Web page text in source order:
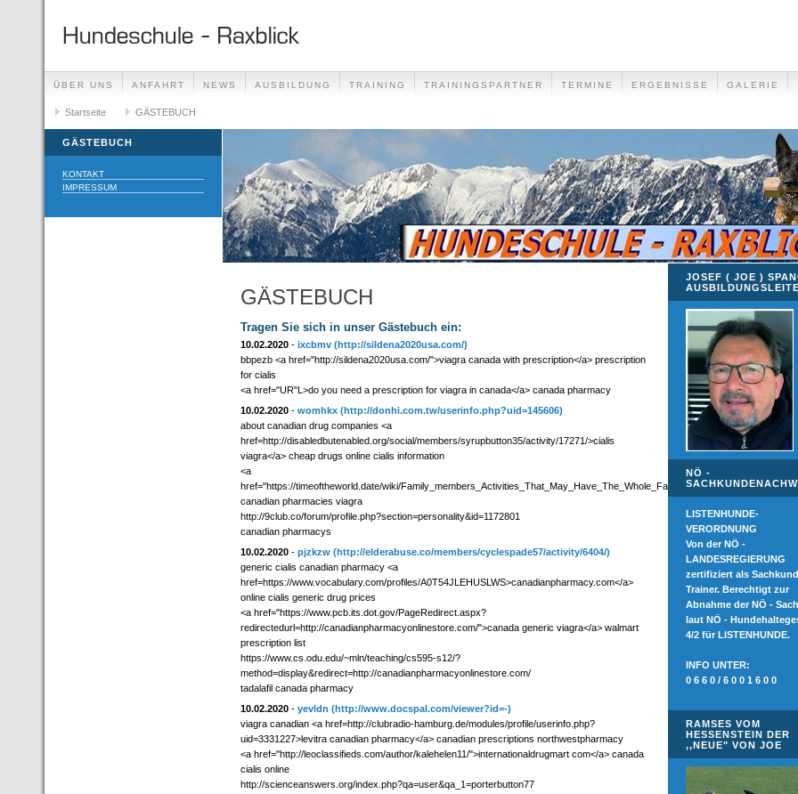
ÜBER UNS ANFAHRT NEWS AUSBILDUNG TRAINING TRAININGSPARTNER TERMINE ERGEBNISSE GALERIE
GÄSTEBUCH LINKS
Startseite GÄSTEBUCH
GÄSTEBUCH
KONTAKT
IMPRESSUM
GÄSTEBUCH
Tragen Sie sich in unser Gästebuch ein:
10.02.2020 - ixcbmv (http://sildena2020usa.com/)
bbpezb <a href="http://sildena2020usa.com/">viagra canada with prescription</a> prescription
for cialis
<a href="UR"L>do you need a prescription for viagra in canada</a> canada pharmacy
10.02.2020 - womhkx (http://donhi.com.tw/userinfo.php?uid=145606)
about canadian drug companies <a
href=http://disabledbutenabled.org/social/members/syrupbutton35/activity/17271/>cialis
viagra</a> cheap drugs online cialis information
<a
href="https://timeoftheworld.date/wiki/
canadian pharmacies viagra
http://9club.co/forum/profile.php?section=personality&id=1172801
canadian pharmacys
10.02.2020 - pjzkzw (http://elderabuse.co/members/cyclespade57/activity/6404/)
generic cialis canadian pharmacy <a
href=https://www.vocabulary.com/profiles/A0T54JLEHUSLWS>canadianpharmacy.com</a>
online cialis generic drug prices
<a href="https://www.pcb.its.dot.gov/PageRedirect.aspx?
redirectedurl=http://canadianpharmacyonlinestore.com/">canada generic viagra</a> walmart
prescription list
https://www.cs.odu.edu/~mln/teaching/cs595-s12/?
method=display&redirect=http://canadianpharmacyonlinestore.com/
tadalafil canada pharmacy
10.02.2020 - yevldn (http://www.docspal.com/viewer?id=-)
viagra canadian <a href=http://clubradio-hamburg.de/modules/profile/userinfo.php?
uid=3331227>levitra canadian pharmacy</a> canadian prescriptions northwestpharmacy
<a href="http://leoclassifieds.com/author/kalehelen11/">internationaldrugmart com</a> canada
cialis online
http://scienceanswers.org/index.php?qa=user&qa_1=porterbutton77
JOSEF ( JOE )
NÖ -
LISTENHUNDE-
VERORDNUNG
Von der NÖ -
LANDESREGIERUNG
zertifiziert als
Trainer. Berechtigt zur
Abnahme der NÖ -
laut NÖ -
4/2 für LISTENHUNDE.
INFO UNTER:
0 6 6 0 / 6 0 0 1 6 0 0
RAMSES VOM
HESSENSTEIN DER
,,NEUE" VON JOE